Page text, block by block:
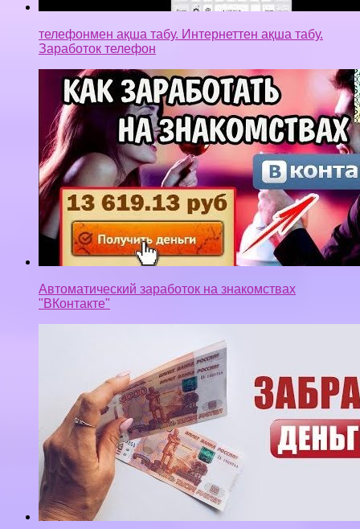
телефонмен ақша табу. Интернеттен ақша табу.
Заработок телефон
Автоматический заработок на знакомствах
"ВКонтакте"